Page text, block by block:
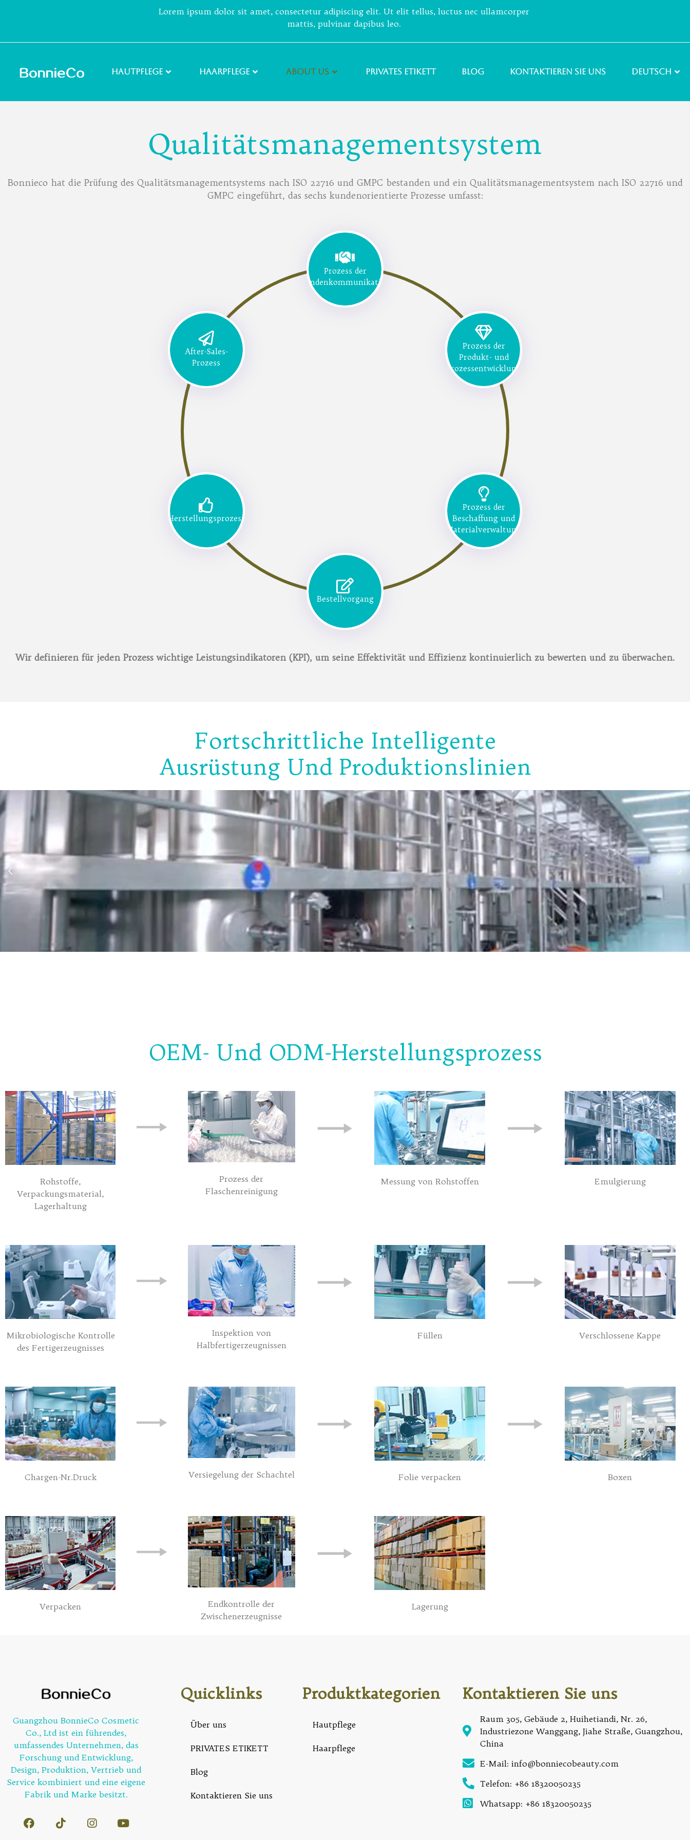
Lorem ipsum dolor sit amet, consectetur adipiscing elit. Ut elit tellus, luctus nec ullamcorper
mattis, pulvinar dapibus leo.
Hautpflege Haarpflege About Us PRIVATES ETIKETT Blog Kontaktieren Sie uns Deutsch
Qualitätsmanagementsystem
Bonnieco hat die Prüfung des Qualitätsmanagementsystems nach ISO 22716 und GMPC bestanden und ein Qualitätsmanagementsystem nach ISO 22716 und
GMPC eingeführt, das sechs kundenorientierte Prozesse umfasst:
Prozess der
Kundenkommunikation
Prozess der
Produkt- und
Prozessentwicklung
Prozess der
Beschaffung und
Materialverwaltung
Bestellvorgang
Herstellungsprozess
After-Sales-
Prozess
Wir definieren für jeden Prozess wichtige Leistungsindikatoren (KPI), um seine Effektivität und Effizienz kontinuierlich zu bewerten und zu überwachen.
Fortschrittliche Intelligente
Ausrüstung Und Produktionslinien
OEM- Und ODM-Herstellungsprozess
Rohstoffe,
Verpackungsmaterial,
Lagerhaltung
Prozess der
Flaschenreinigung
Messung von Rohstoffen Emulgierung
Mikrobiologische Kontrolle
des Fertigerzeugnisses
Inspektion von
Halbfertigerzeugnissen
Füllen Verschlossene Kappe
Chargen-Nr.Druck Versiegelung der Schachtel Folie verpacken Boxen
Verpacken
Endkontrolle der
Zwischenerzeugnisse
Lagerung
Guangzhou BonnieCo Cosmetic
Co., Ltd ist ein führendes,
umfassendes Unternehmen, das
Forschung und Entwicklung,
Design, Produktion, Vertrieb und
Service kombiniert und eine eigene
Fabrik und Marke besitzt.
Quicklinks
Über uns
PRIVATES ETIKETT
Blog
Kontaktieren Sie uns
Produktkategorien
Hautpflege
Haarpflege
Kontaktieren Sie uns
Raum 305, Gebäude 2, Huihetiandi, Nr. 26,
Industriezone Wanggang, Jiahe Straße, Guangzhou,
China
E-Mail: info@bonniecobeauty.com
Telefon: +86 18320050235
Whatsapp: +86 18320050235